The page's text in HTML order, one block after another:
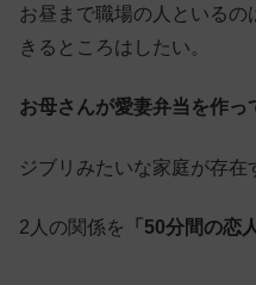
お昼まで職場の人といる
きるところはしたい。
お母さんが愛妻弁当を作っ
ジブリみたいな家庭が存在
2人の関係を 「50分間の恋